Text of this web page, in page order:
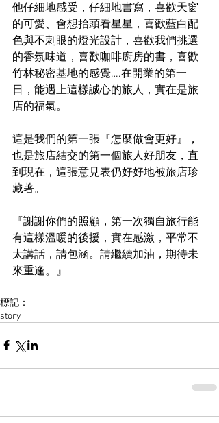
他仔細地感受，仔細地書寫，喜歡天窗
的可愛、會想抬頭看星星，喜歡藍白配
色與不刺眼的燈光設計，喜歡我們挑選
的香氛味道，喜歡咖啡廚房的書，喜歡
竹林秘密基地的感覺….在開業的第一
日，能遇上這樣誠心的旅人，實在是旅
店的福氣。
這是我們的第一張『怎麼做會更好』，
也是旅店結交的第一個旅人好朋友，直
到現在，這張意見表仍好好地被旅店珍
藏著。
『謝謝你們的照顧，第一次獨自旅行能
有這樣溫暖的後援，實在感激，平常不
太講話，請包涵。請繼續加油，期待未
來重逢。』
標記：
story